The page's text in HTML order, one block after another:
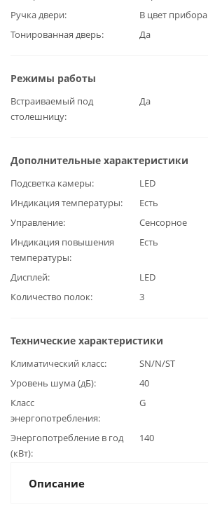
Ручка двери
В цвет прибора
Тонированная дверь
Да
Режимы работы
Встраиваемый под
столешницу
Да
Дополнительные характеристики
Подсветка камеры
LED
Индикация температуры
Есть
Управление
Сенсорное
Индикация повышения
температуры
Есть
Дисплей
LED
Количество полок
3
Технические характеристики
Климатический класс
SN/N/ST
Уровень шума (дБ)
40
Класс
энергопотребления
G
Энергопотребление в год
(кВт)
140
Описание